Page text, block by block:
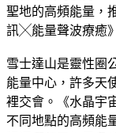
聖地的高頻能量，
訊╳能量聲波療癒
雪士達山是靈性圈
能量中心，許多天
裡交會。《水晶宇
不同地點的高頻能